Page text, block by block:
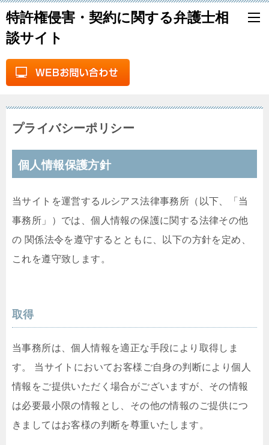
特許権侵害・契約に関する弁護士相
談サイト
プライバシーポリシー
個人情報保護方針
当サイトを運営するルシアス法律事務所（以下、「当
事務所」）では、個人情報の保護に関する法律その他
の 関係法令を遵守するとともに、以下の方針を定め、
これを遵守致します。
取得
当事務所は、個人情報を適正な手段により取得しま
す。 当サイトにおいてお客様ご自身の判断により個人
情報をご提供いただく場合がございますが、その情報
は必要最小限の情報とし、その他の情報のご提供につ
きましてはお客様の判断を尊重いたします。